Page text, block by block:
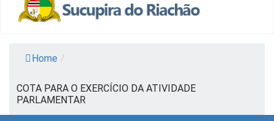
Home /
COTA PARA O EXERCÍCIO DA ATIVIDADE
PARLAMENTAR